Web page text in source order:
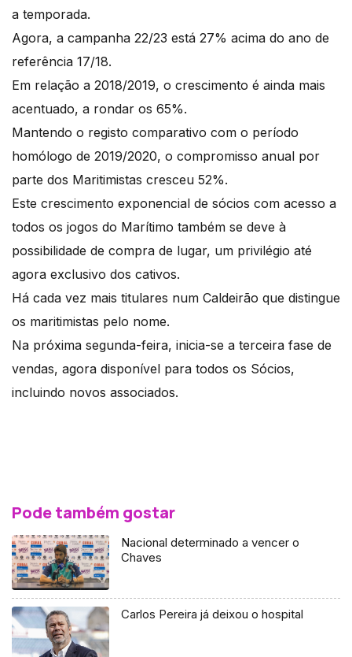
a temporada.
Agora, a campanha 22/23 está 27% acima do ano de
referência 17/18.
Em relação a 2018/2019, o crescimento é ainda mais
acentuado, a rondar os 65%.
Mantendo o registo comparativo com o período
homólogo de 2019/2020, o compromisso anual por
parte dos Maritimistas cresceu 52%.
Este crescimento exponencial de sócios com acesso a
todos os jogos do Marítimo também se deve à
possibilidade de compra de lugar, um privilégio até
agora exclusivo dos cativos.
Há cada vez mais titulares num Caldeirão que distingue
os maritimistas pelo nome.
Na próxima segunda-feira, inicia-se a terceira fase de
vendas, agora disponível para todos os Sócios,
incluindo novos associados.
Pode também gostar
Nacional determinado a vencer o
Chaves
Carlos Pereira já deixou o hospital